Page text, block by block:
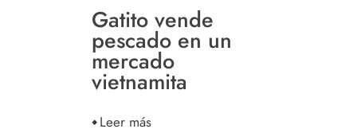
Gatito vende
pescado en un
mercado
vietnamita
Leer más